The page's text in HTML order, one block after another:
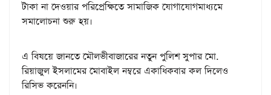
টাকা না দেওয়ার পরিপ্রেক্ষিতে সামাজিক যোগাযোগমাধ্যমে
সমালোচনা শুরু হয়।
এ বিষয়ে জানতে মৌলভীবাজারের নতুন পুলিশ সুপার মো.
রিয়াজুল ইসলামের মোবাইল নম্বরে একাধিকবার কল দিলেও
রিসিভ করেননি।